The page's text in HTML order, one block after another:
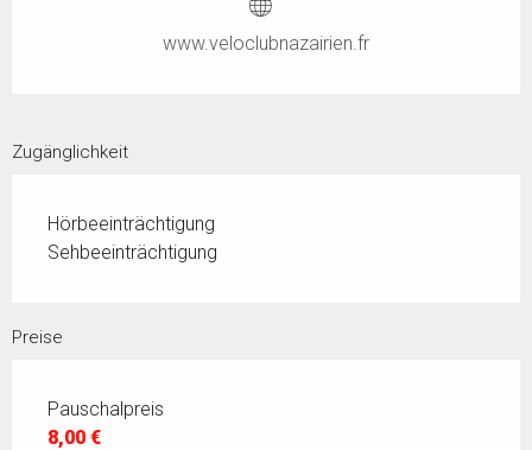
www.veloclubnazairien.fr
Zugänglichkeit
Hörbeeinträchtigung
Sehbeeinträchtigung
Preise
Pauschalpreis
8,00 €